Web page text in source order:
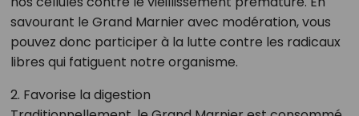
savourant le Grand Marnier avec modération, vous
pouvez donc participer à la lutte contre les radicaux
libres qui fatiguent notre organisme.
2. Favorise la digestion